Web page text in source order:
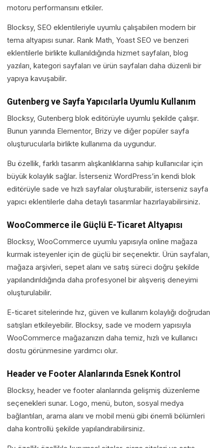
motoru performansını etkiler.
Blocksy, SEO eklentileriyle uyumlu çalışabilen modern bir
tema altyapısı sunar. Rank Math, Yoast SEO ve benzeri
eklentilerle birlikte kullanıldığında hizmet sayfaları, blog
yazıları, kategori sayfaları ve ürün sayfaları daha düzenli bir
yapıya kavuşabilir.
Gutenberg ve Sayfa Yapıcılarla Uyumlu Kullanım
Blocksy, Gutenberg blok editörüyle uyumlu şekilde çalışır.
Bunun yanında Elementor, Brizy ve diğer popüler sayfa
oluşturucularla birlikte kullanıma da uygundur.
Bu özellik, farklı tasarım alışkanlıklarına sahip kullanıcılar için
büyük kolaylık sağlar. İsterseniz WordPress’in kendi blok
editörüyle sade ve hızlı sayfalar oluşturabilir, isterseniz sayfa
yapıcı eklentilerle daha detaylı tasarımlar hazırlayabilirsiniz.
WooCommerce ile Güçlü E-Ticaret Altyapısı
Blocksy, WooCommerce uyumlu yapısıyla online mağaza
kurmak isteyenler için de güçlü bir seçenektir. Ürün sayfaları,
mağaza arşivleri, sepet alanı ve satış süreci doğru şekilde
yapılandırıldığında daha profesyonel bir alışveriş deneyimi
oluşturulabilir.
E-ticaret sitelerinde hız, güven ve kullanım kolaylığı doğrudan
satışları etkileyebilir. Blocksy, sade ve modern yapısıyla
WooCommerce mağazanızın daha temiz, hızlı ve kullanıcı
dostu görünmesine yardımcı olur.
Header ve Footer Alanlarında Esnek Kontrol
Blocksy, header ve footer alanlarında gelişmiş düzenleme
seçenekleri sunar. Logo, menü, buton, sosyal medya
bağlantıları, arama alanı ve mobil menü gibi önemli bölümleri
daha kontrollü şekilde yapılandırabilirsiniz.